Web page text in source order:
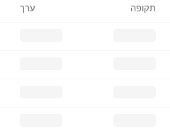
תקופה ערך